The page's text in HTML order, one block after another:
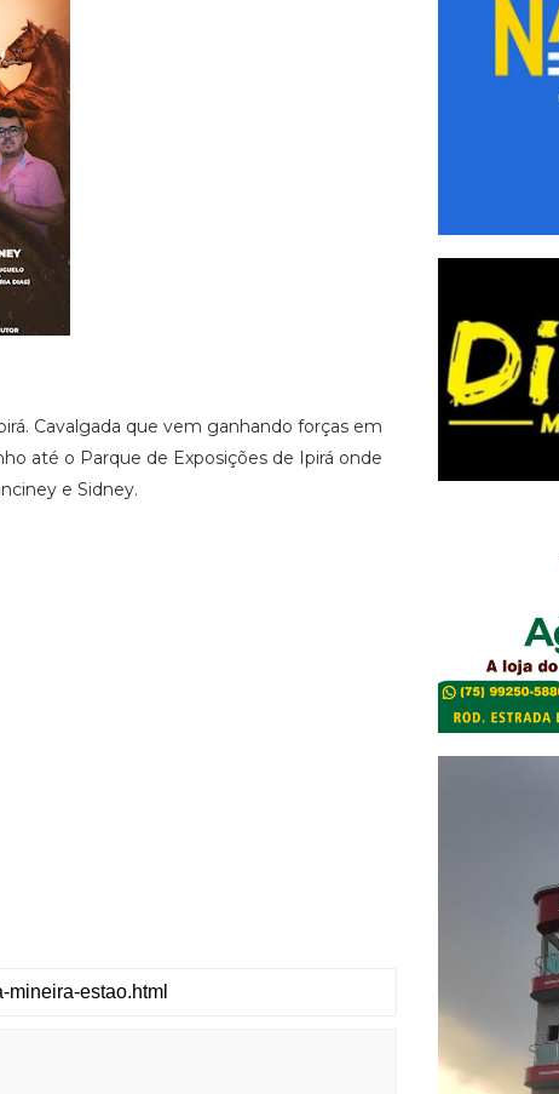
Cavalgada que vem ganhando forças em
até o Parque de Exposições de Ipirá onde
e Sidney.